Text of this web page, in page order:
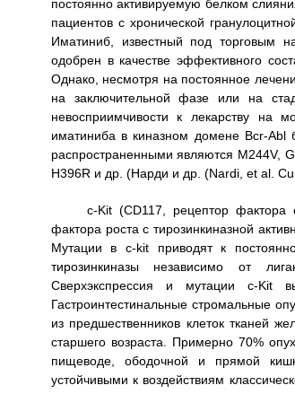
постоянно активируемую белком
пациентов с хронической
Иматиниб, известный под торговым
одобрен в качестве эффективного
Однако, несмотря на постоянное
на заключительной фазе или на
невосприимчивости к лекарству на
иматиниба в киназном домене Bcr-Abl
распространенными являются M244V,
H396R и др. (Нарди и др. (Nardi, et al.
c-Kit (CD117, рецептор фактора
фактора роста с тирозинкиназной
Мутации в c-kit приводят к
тирозинкиназы независимо от
Сверхэкспрессия и мутации c-Kit
Гастроинтестинальные стромальные
из предшественников клеток тканей
старшего возраста. Примерно 70%
пищеводе, ободочной и прямой
устойчивыми к воздействиям